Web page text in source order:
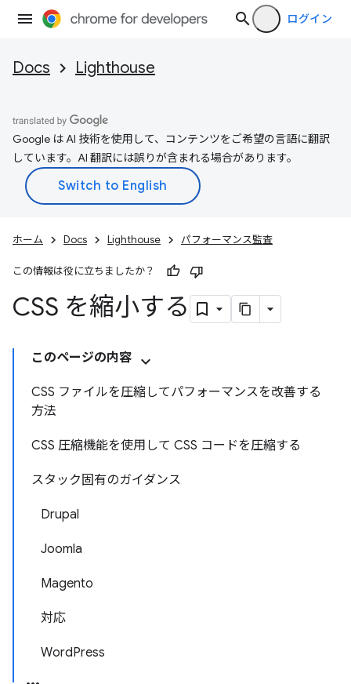
ログイン
Docs Lighthouse
Google は AI 技術を使用して、コンテンツをご希望の言語に翻訳
しています。AI 翻訳には誤りが含まれる場合があります。
ホーム Docs Lighthouse パフォーマンス監査
この情報は役に立ちましたか？
CSS を縮小する
このページの内容
CSS ファイルを圧縮してパフォーマンスを改善する
方法
CSS 圧縮機能を使用して CSS コードを圧縮する
スタック固有のガイダンス
Drupal
Joomla
Magento
対応
WordPress